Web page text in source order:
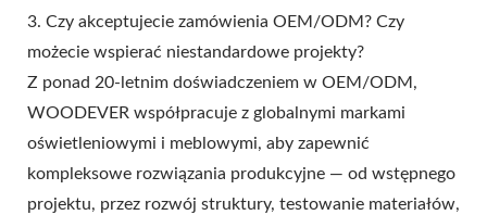
3. Czy akceptujecie zamówienia OEM/ODM? Czy
możecie wspierać niestandardowe projekty?
Z ponad 20-letnim doświadczeniem w OEM/ODM,
WOODEVER współpracuje z globalnymi markami
oświetleniowymi i meblowymi, aby zapewnić
kompleksowe rozwiązania produkcyjne — od wstępnego
projektu, przez rozwój struktury, testowanie materiałów,